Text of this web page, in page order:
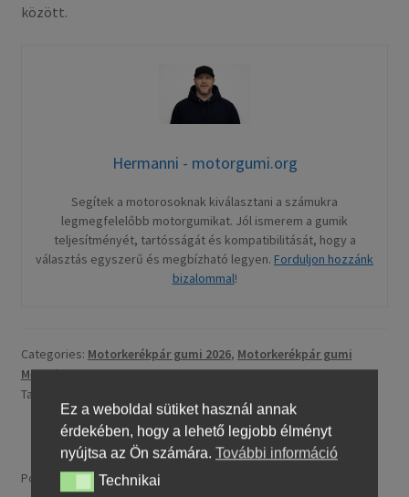
között.
Hermanni - motorgumi.org
Segítek a motorosoknak kiválasztani a számukra
legmegfelelőbb motorgumikat. Jól ismerem a gumik
teljesítményét, tartósságát és kompatibilitását, hogy a
választás egyszerű és megbízható legyen. Forduljon hozzánk
bizalommal!
Categories: Motorkerékpár gumi 2026, Motorkerékpár gumi
Metzeler
Tags:
Posted onfebruár 4, 2026
Ez a weboldal sütiket használ annak
érdekében, hogy a lehető legjobb élményt
nyújtsa az Ön számára. További információ
TechnikaiTechnikai